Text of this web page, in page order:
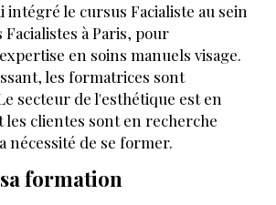
intégré le cursus Facialiste au sein
Facialistes à Paris, pour
en soins manuels visage.
les formatrices sont
secteur de l'esthétique est en
les clientes sont en recherche
nécessité de se former.
formation